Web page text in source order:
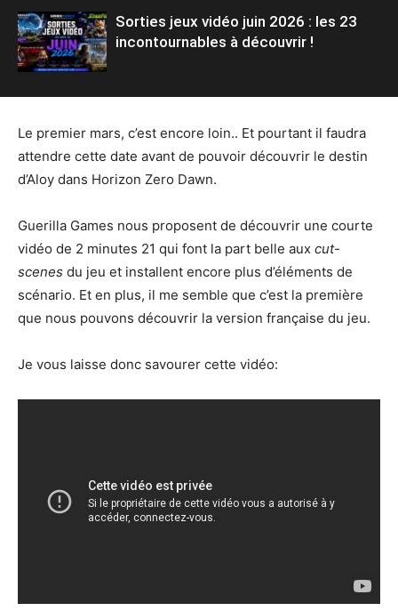
Sorties jeux vidéo juin 2026 : les 23
incontournables à découvrir !
Le premier mars, c’est encore loin.. Et pourtant il faudra
attendre cette date avant de pouvoir découvrir le destin
d’Aloy dans Horizon Zero Dawn.
Guerilla Games nous proposent de découvrir une courte
vidéo de 2 minutes 21 qui font la part belle aux cut-
scenes du jeu et installent encore plus d’éléments de
scénario. Et en plus, il me semble que c’est la première
que nous pouvons découvrir la version française du jeu.
Je vous laisse donc savourer cette vidéo: